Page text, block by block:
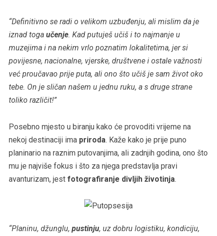
“Definitivno se radi o velikom uzbuđenju, ali mislim da je
iznad toga učenje. Kad putuješ učiš i to najmanje u
muzejima i na nekim vrlo poznatim lokalitetima, jer si
povijesne, nacionalne, vjerske, društvene i ostale važnosti
već proučavao prije puta, ali ono što učiš je sam život oko
tebe. On je sličan našem u jednu ruku, a s druge strane
toliko različit!”
Posebno mjesto u biranju kako će provoditi vrijeme na
nekoj destinaciji ima priroda. Kaže kako je prije puno
planinario na raznim putovanjima, ali zadnjih godina, ono što
mu je najviše fokus i što za njega predstavlja pravi
avanturizam, jest fotografiranje divljih životinja.
“Planinu, džunglu, pustinju, uz dobru logistiku, kondiciju,